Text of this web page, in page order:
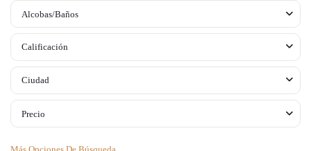
Alcobas/Baños
Calificación
Ciudad
Precio